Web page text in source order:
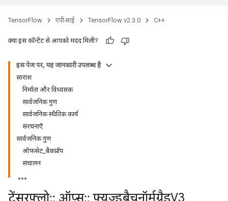
TensorFlow एपीआई TensorFlow v2.3.0 C++
क्या इस कॉन्टेंट से आपको मदद मिली?
इस पेज पर, यह जानकारी उपलब्ध है
सारांश
निर्माता और विध्वंसक
सार्वजनिक गुण
सार्वजनिक स्थैतिक कार्य
संरचनाएँ
सार्वजनिक गुण
ऑफसेट_बैकप्रॉप
संचालन
टेंसरफ़्लो:: ऑप्स:: फ़्यूज़्डबैचनॉर्मग्रैडV3